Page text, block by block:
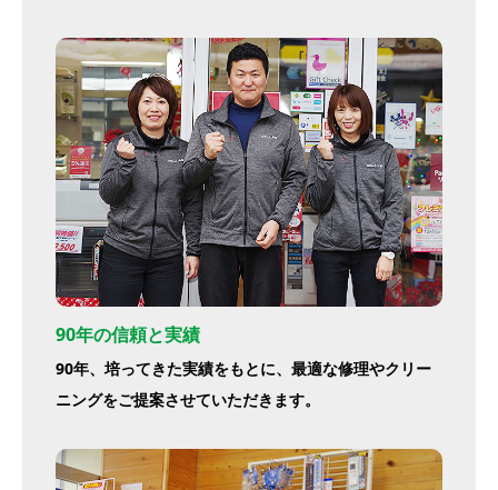
90年の信頼と実績
90年、培ってきた実績をもとに、最適な修理やクリー
ニングをご提案させていただきます。